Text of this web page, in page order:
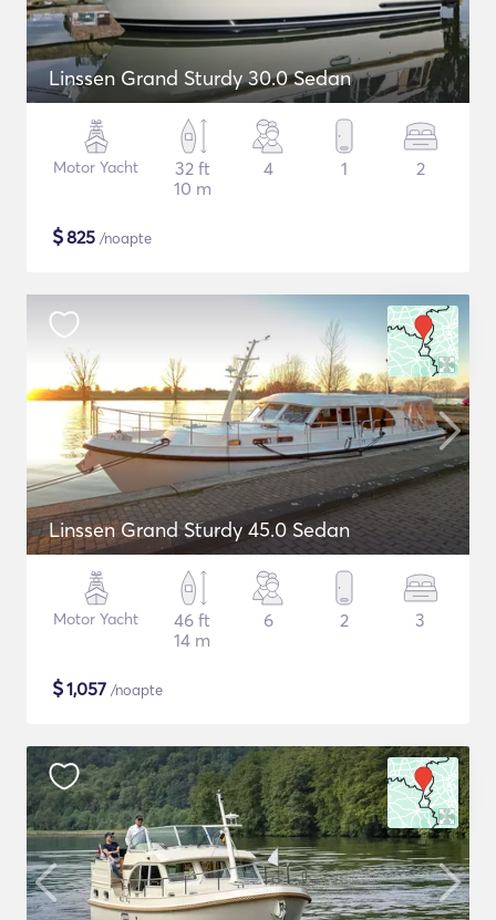
Linssen Grand Sturdy 30.0 Sedan
Motor Yacht
32 ft
10 m
4 1 2
$825 /noapte
Linssen Grand Sturdy 45.0 Sedan
Motor Yacht
46 ft
14 m
6 2 3
$1,057 /noapte